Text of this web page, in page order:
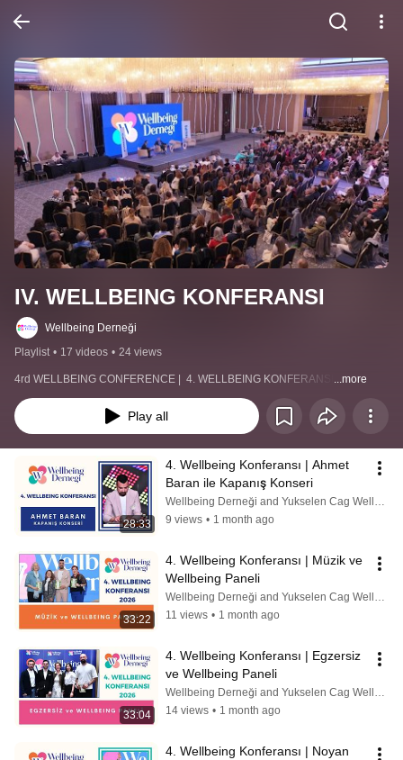
IV. WELLBEING KONFERANSI
Wellbeing Derneği
Playlist • 17 videos • 24 views
4rd WELLBEING CONFERENCE |  4. WELLBEING KONFERANSI ...more
Play all
28:33
4. Wellbeing Konferansı | Ahmet
Baran ile Kapanış Konseri
Wellbeing Derneği and Yukselen Cag Wellbeing Academy by Ebru Şinik
9 views • 1 month ago
33:22
4. Wellbeing Konferansı | Müzik ve
Wellbeing Paneli
Wellbeing Derneği and Yukselen Cag Wellbeing Academy by Ebru Şinik
11 views • 1 month ago
33:04
4. Wellbeing Konferansı | Egzersiz
ve Wellbeing Paneli
Wellbeing Derneği and Yukselen Cag Wellbeing Academy by Ebru Şinik
14 views • 1 month ago
4. Wellbeing Konferansı | Noyan